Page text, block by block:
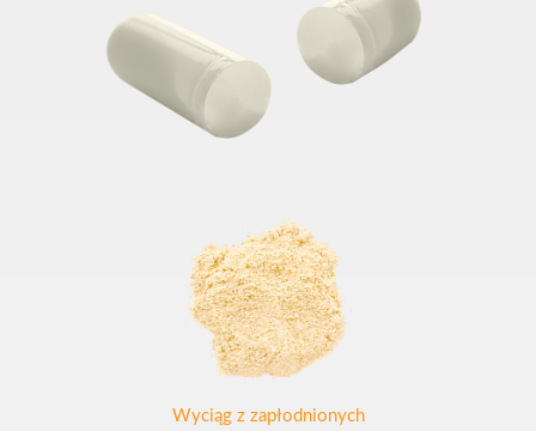
Wyciąg z zapłodnionych